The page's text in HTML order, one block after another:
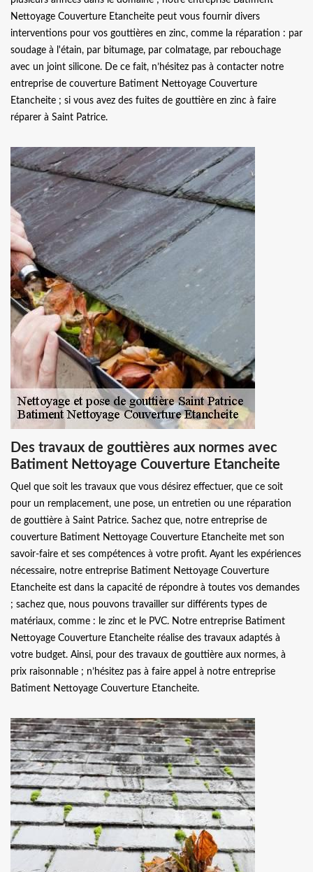
Nettoyage Couverture Etancheite peut vous fournir divers
interventions pour vos gouttières en zinc, comme la réparation : par
soudage à l'étain, par bitumage, par colmatage, par rebouchage
avec un joint silicone. De ce fait, n’hésitez pas à contacter notre
entreprise de couverture Batiment Nettoyage Couverture
Etancheite ; si vous avez des fuites de gouttière en zinc à faire
réparer à Saint Patrice.
Des travaux de gouttières aux normes avec
Batiment Nettoyage Couverture Etancheite
Quel que soit les travaux que vous désirez effectuer, que ce soit
pour un remplacement, une pose, un entretien ou une réparation
de gouttière à Saint Patrice. Sachez que, notre entreprise de
couverture Batiment Nettoyage Couverture Etancheite met son
savoir-faire et ses compétences à votre profit. Ayant les expériences
nécessaire, notre entreprise Batiment Nettoyage Couverture
Etancheite est dans la capacité de répondre à toutes vos demandes
; sachez que, nous pouvons travailler sur différents types de
matériaux, comme : le zinc et le PVC. Notre entreprise Batiment
Nettoyage Couverture Etancheite réalise des travaux adaptés à
votre budget. Ainsi, pour des travaux de gouttière aux normes, à
prix raisonnable ; n’hésitez pas à faire appel à notre entreprise
Batiment Nettoyage Couverture Etancheite.